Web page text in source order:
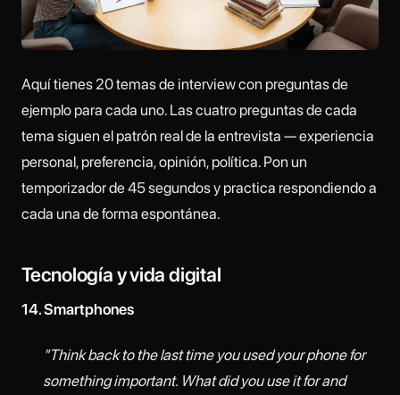
Aquí tienes 20 temas de interview con preguntas de
ejemplo para cada uno. Las cuatro preguntas de cada
tema siguen el patrón real de la entrevista — experiencia
personal, preferencia, opinión, política. Pon un
temporizador de 45 segundos y practica respondiendo a
cada una de forma espontánea.
Tecnología y vida digital
14. Smartphones
"Think back to the last time you used your phone for
something important. What did you use it for and